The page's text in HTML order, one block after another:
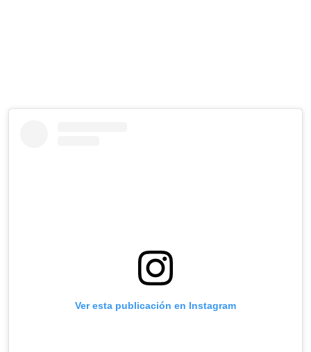
Ver esta publicación en Instagram